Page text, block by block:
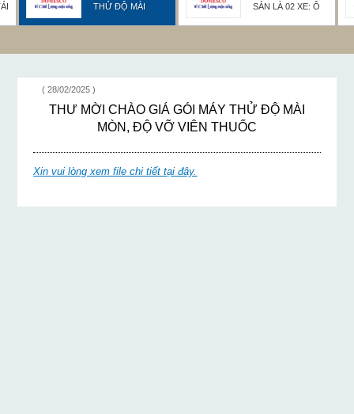
THỬ ĐỘ MÀI
SẢN LÀ 02 XE: Ô
HIỆU FORD
( 28/02/2025 )
THƯ MỜI CHÀO GIÁ GÓI MÁY THỬ ĐỘ MÀI
MÒN, ĐỘ VỠ VIÊN THUỐC
Xin vui lòng xem file chi tiết tại đây.